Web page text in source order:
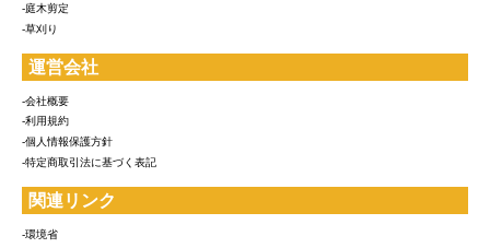
-庭木剪定
-草刈り
運営会社
-会社概要
-利用規約
-個人情報保護方針
-特定商取引法に基づく表記
関連リンク
-環境省